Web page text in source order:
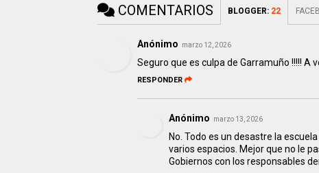
COMENTARIOS BLOGGER: 22
Anónimo marzo 12, 2026
Seguro que es culpa de Garramuño !!!!! A
RESPONDER
Anónimo marzo 13, 2026
No. Todo es un desastre la
varios espacios. Mejor que no le
Gobiernos con los responsables